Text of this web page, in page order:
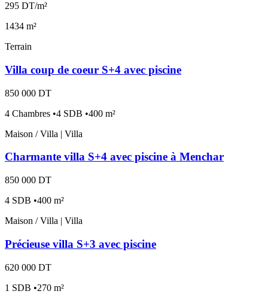
295 DT/m²
1434 m²
Terrain
Villa coup de coeur S+4 avec piscine
850 000 DT
4 Chambres •4 SDB •400 m²
Maison / Villa | Villa
Charmante villa S+4 avec piscine à Menchar
850 000 DT
4 SDB •400 m²
Maison / Villa | Villa
Précieuse villa S+3 avec piscine
620 000 DT
1 SDB •270 m²